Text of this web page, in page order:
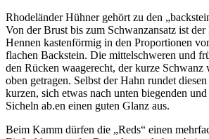
Rhodeländer Hühner gehört zu den
Von der Brust bis zum Schwanzansatz ist
Hennen kastenförmig in den Proportionen
flachen Backstein. Die mittelschweren und
den Rücken waagerecht, der kurze Schwanz
oben getragen. Selbst der Hahn rundet
kurzen, sich etwas nach unten biegenden
Sicheln ab.en einen guten Glanz aus.
Beim Kamm dürfen die „Reds“ einen